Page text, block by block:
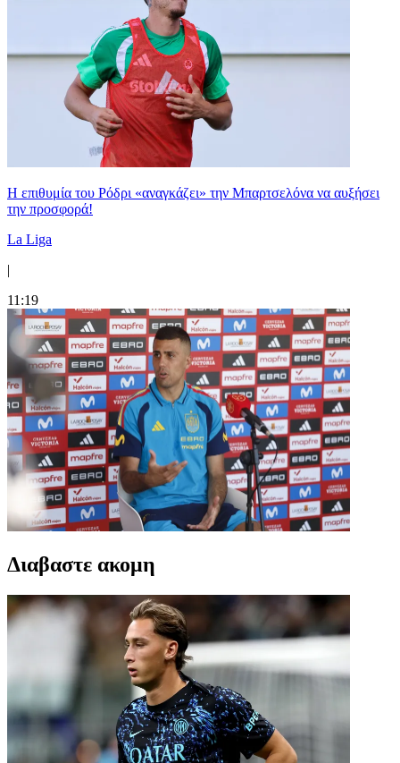
Η επιθυμία του Ρόδρι «αναγκάζει» την Μπαρτσελόνα να αυξήσει
την προσφορά!
La Liga
|
11:19
Διαβαστε ακομη